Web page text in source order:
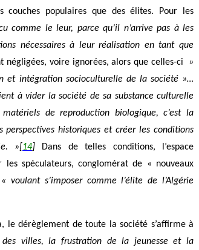
couches populaires que des élites. Pour les
comme le leur, parce qu’il n’arrive pas à les
nécessaires à leur réalisation en tant que
négligées, voire ignorées, alors que celles-ci »
et intégration socioculturelle de la société »…
à vider la société de sa substance culturelle
de reproduction biologique, c’est la
perspectives historiques et créer les conditions
»[14]
Dans de telles conditions, l’espace
spéculateurs, conglomérat de « nouveaux
voulant s’imposer comme l’élite de l’Algérie
le dérèglement de toute la société s’affirme à
des villes, la frustration de la jeunesse et la